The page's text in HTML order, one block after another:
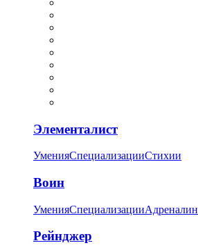
Элементалист
УменияСпециализацииСтихии
Воин
УменияСпециализацииАдреналин
Рейнджер